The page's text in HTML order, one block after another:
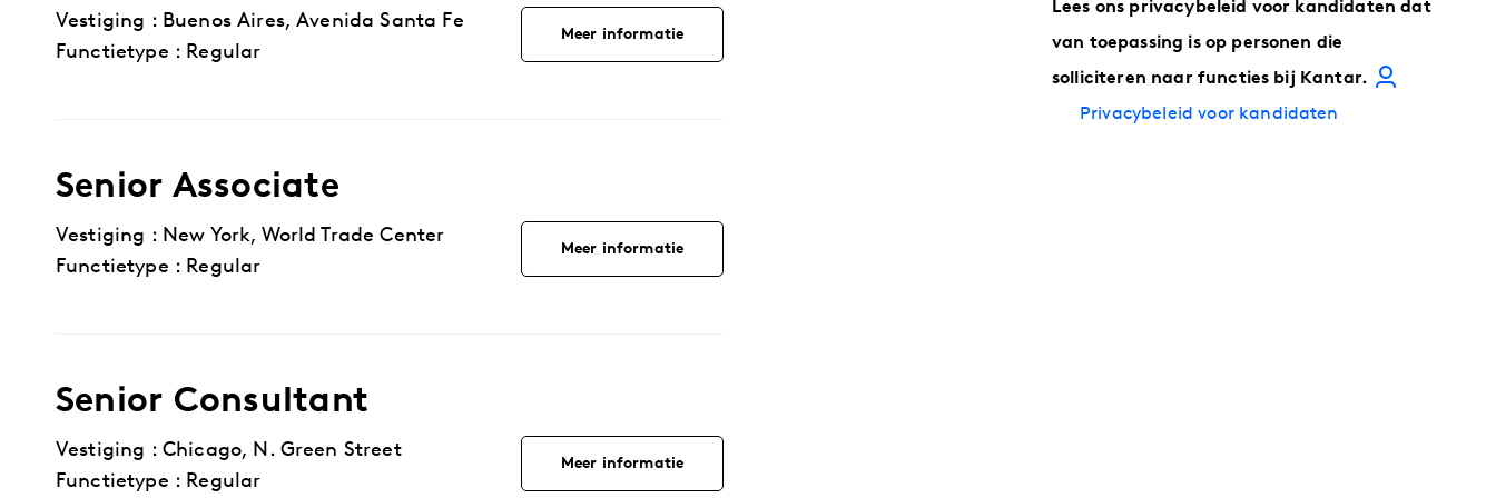
Vestiging : Buenos Aires, Avenida Santa Fe
Functietype : Regular
Meer informatie
Senior Associate
Vestiging : New York, World Trade Center
Functietype : Regular
Meer informatie
Senior Consultant
Vestiging : Chicago, N. Green Street
Functietype : Regular
Meer informatie
Lees ons privacybeleid voor kandidaten dat
van toepassing is op personen die
solliciteren naar functies bij Kantar.
Privacybeleid voor kandidaten